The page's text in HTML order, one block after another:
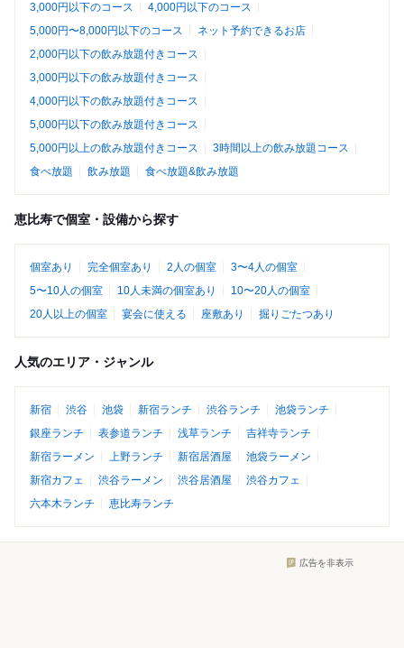
3,000円以下のコース
4,000円以下のコース
5,000円〜8,000円以下のコース
ネット予約できるお店
2,000円以下の飲み放題付きコース
3,000円以下の飲み放題付きコース
4,000円以下の飲み放題付きコース
5,000円以下の飲み放題付きコース
5,000円以上の飲み放題付きコース
3時間以上の飲み放題コース
食べ放題
飲み放題 食べ放題&飲み放題
恵比寿で個室・設備から探す
個室あり 完全個室あり 2人の個室
3〜4人の個室
5〜10人の個室
10人未満の個室あり
10〜20人の個室
20人以上の個室
宴会に使える 座敷あり 掘りごたつあり
人気のエリア・ジャンル
新宿 渋谷 池袋 新宿ランチ 渋谷ランチ
池袋ランチ
銀座ランチ
表参道ランチ 浅草ランチ
吉祥寺ランチ
新宿ラーメン
上野ランチ 新宿居酒屋
池袋ラーメン
新宿カフェ
渋谷ラーメン 渋谷居酒屋
渋谷カフェ
六本木ランチ
恵比寿ランチ
広告を非表示